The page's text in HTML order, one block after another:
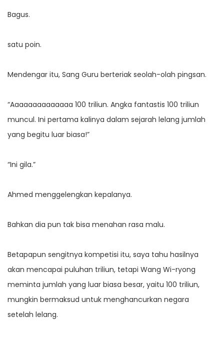
Bagus.
satu poin.
Mendengar itu, Sang Guru berteriak seolah-olah pingsan.
“Aaaaaaaaaaaaaa 100 triliun. Angka fantastis 100 triliun
muncul. Ini pertama kalinya dalam sejarah lelang jumlah
yang begitu luar biasa!”
“Ini gila.”
Ahmed menggelengkan kepalanya.
Bahkan dia pun tak bisa menahan rasa malu.
Betapapun sengitnya kompetisi itu, saya tahu hasilnya
akan mencapai puluhan triliun, tetapi Wang Wi-ryong
meminta jumlah yang luar biasa besar, yaitu 100 triliun,
mungkin bermaksud untuk menghancurkan negara
setelah lelang.